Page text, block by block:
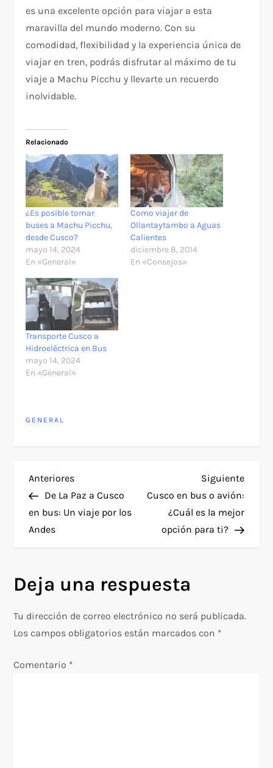
es una excelente opción para viajar a esta
maravilla del mundo moderno. Con su
comodidad, flexibilidad y la experiencia única de
viajar en tren, podrás disfrutar al máximo de tu
viaje a Machu Picchu y llevarte un recuerdo
inolvidable.
Relacionado
¿Es posible tomar
buses a Machu Picchu,
desde Cusco?
mayo 14, 2024
En «General»
Como viajar de
Ollantaytambo a Aguas
Calientes
diciembre 8, 2014
En «Consejos»
Transporte Cusco a
Hidroeléctrica en Bus
mayo 14, 2024
En «General»
GENERAL
N
a
v
g
a
Entrada
anterior
Anteriores
De La Paz a Cusco
en bus: Un viaje por los
Andes
Siguiente
Cusco en bus o avión:
¿Cuál es la mejor
opción para ti?
Deja una respuesta
Tu dirección de correo electrónico no será publicada.
Los campos obligatorios están marcados con *
Comentario *